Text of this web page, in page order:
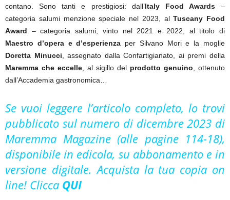
contano. Sono tanti e prestigiosi: dall’Italy Food Awards–
categoria salumi menzione speciale nel 2023, alTuscany Food
Award – categoria salumi, vinto nel 2021 e 2022, al titolo di
Maestro d’opera e d’esperienza per Silvano Mori e la moglie
Doretta Minucci , assegnato dalla Confartigianato, ai premi della
Maremma che eccelle , al sigillo del prodotto genuino , ottenuto
dall’Accademia gastronomica…
Se vuoi leggere l’articolo completo, lo trovi
pubblicato sul numero di dicembre 2023 di
Maremma Magazine (alle pagine 114-18),
disponibile in edicola, su abbonamento e in
versione digitale. Acquista la tua copia on
line! Clicca QUI